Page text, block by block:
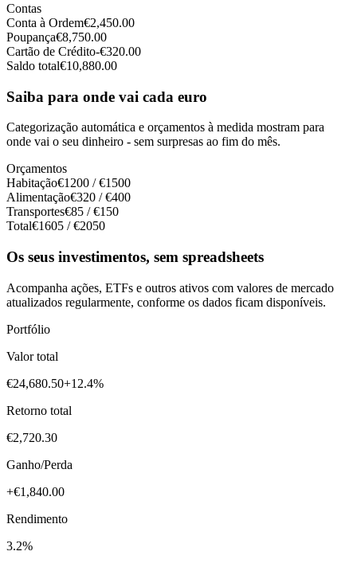
Contas
Conta à Ordem€2,450.00
Poupança€8,750.00
Cartão de Crédito-€320.00
Saldo total€10,880.00
Saiba para onde vai cada euro
Categorização automática e orçamentos à medida mostram para
onde vai o seu dinheiro - sem surpresas ao fim do mês.
Orçamentos
Habitação€1200 / €1500
Alimentação€320 / €400
Transportes€85 / €150
Total€1605 / €2050
Os seus investimentos, sem spreadsheets
Acompanha ações, ETFs e outros ativos com valores de mercado
atualizados regularmente, conforme os dados ficam disponíveis.
Portfólio
Valor total
€24,680.50+12.4%
Retorno total
€2,720.30
Ganho/Perda
+€1,840.00
Rendimento
3.2%